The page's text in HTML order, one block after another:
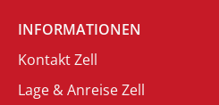
INFORMATIONEN
Kontakt Zell
Lage & Anreise Zell